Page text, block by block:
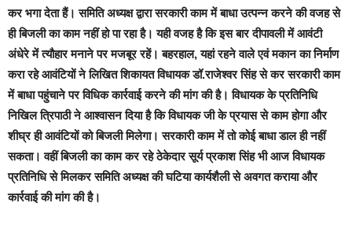
कर भगा देता हैं। समिति अध्यक्ष द्वारा सरकारी काम में बाधा उत्पन्न करने की वजह से
ही बिजली का काम नहीं हो पा रहा है। यही वजह है कि इस बार दीपावली में आवंटी
अंधेरे में त्यौहार मनाने पर मजबूर रहें। बहरहाल,यहां रहने वाले एवं मकान का निर्माण
करा रहे आवंटियों ने लिखित शिकायत विधायक डॉ.राजेश्वर सिंह से कर सरकारी काम
में बाधा पहुंचाने पर विधिक कार्रवाई करने की मांग की है। विधायक के प्रतिनिधि
निखिल त्रिपाठी ने आश्वासन दिया है कि विधायक जी के प्रयास से काम होगा और
शीघ्र ही आवंटियों को बिजली मिलेगा। सरकारी काम में तो कोई बाधा डाल ही नहीं
सकता। वहीं बिजली का काम कर रहे ठेकेदार सूर्य प्रकाश सिंह भी आज विधायक
प्रतिनिधि से मिलकर समिति अध्यक्ष की घटिया कार्यशैली से अवगत कराया और
कार्रवाई की मांग की है।